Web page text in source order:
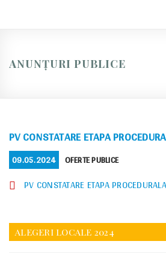
ANUNȚURI PUBLICE
PV CONSTATARE ETAPA
POSTED
ON
09.05.2024 CATEGORIES
OFERTE PUBLICE
PV CONSTATARE ETAPA
ALEGERI LOCALE 2024